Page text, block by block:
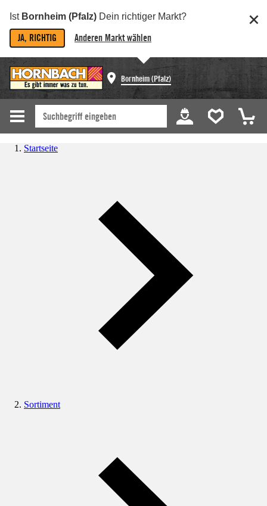
Ist Bornheim (Pfalz) Dein richtiger Markt?
JA, RICHTIG Anderen Markt wählen
Bornheim (Pfalz)
Startseite
Sortiment